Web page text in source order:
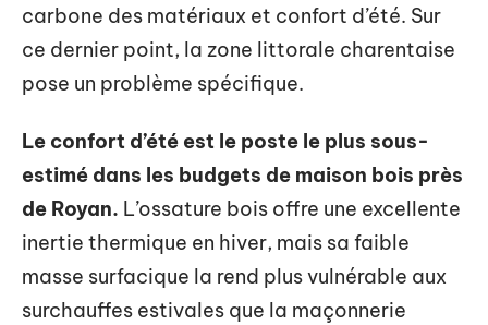
carbone des matériaux et confort d’été. Sur
ce dernier point, la zone littorale charentaise
pose un problème spécifique.
Le confort d’été est le poste le plus sous-
estimé dans les budgets de maison bois près
de Royan. L’ossature bois offre une excellente
inertie thermique en hiver, mais sa faible
masse surfacique la rend plus vulnérable aux
surchauffes estivales que la maçonnerie